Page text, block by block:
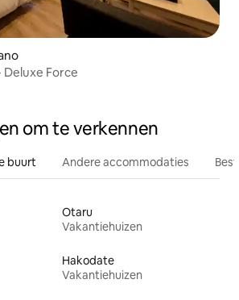
Deluxe Force
om te verkennen
buurt Andere accommodaties
Otaru
Vakantiehuizen
Hakodate
Vakantiehuizen